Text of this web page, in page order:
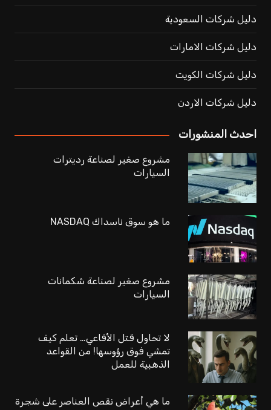
دليل شركات السعودية
دليل شركات الامارات
دليل شركات الكويت
دليل شركات الاردن
احدث المنشورات
مشروع صغير لصناعة رديترات
السيارات
ما هو سوق ناسداك NASDAQ
مشروع صغير لصناعة شكمانات
السيارات
لا تحاول قتل الأفاعي… تعلم كيف
تمشي فوق رؤوسها! من القواعد
الذهبية للعمل
ما هي أعراض نقص العناصر على شجرة